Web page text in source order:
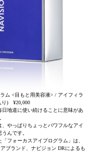
ム <目もと用美容液> / アイフィラ
り) ¥20,000
地道に使い続けることに意味があ
やっぱりちょっとパワフルなアイ
んです。
フォーカスアイプログラム」は、
ブランド、ナビジョン DRによるも